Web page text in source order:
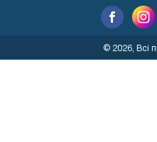
© 2026, Всі